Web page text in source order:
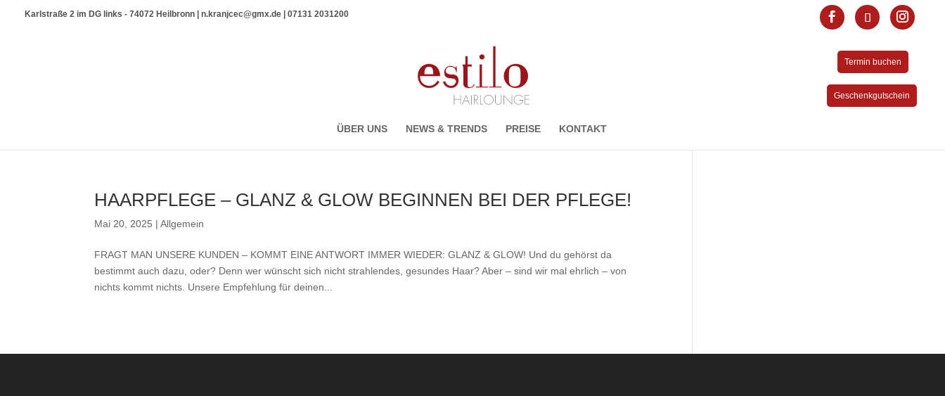
Karlstraße 2 im DG links - 74072 Heilbronn | n.kranjcec@gmx.de | 07131 2031200
Termin buchen
Geschenkgutschein
ÜBER UNS NEWS & TRENDS PREISE KONTAKT
HAARPFLEGE – GLANZ & GLOW BEGINNEN BEI DER PFLEGE!
Mai 20, 2025 |Allgemein
FRAGT MAN UNSERE KUNDEN – KOMMT EINE ANTWORT IMMER WIEDER: GLANZ & GLOW! Und du gehörst da
bestimmt auch dazu, oder? Denn wer wünscht sich nicht strahlendes, gesundes Haar? Aber – sind wir mal ehrlich – von
nichts kommt nichts. Unsere Empfehlung für deinen...